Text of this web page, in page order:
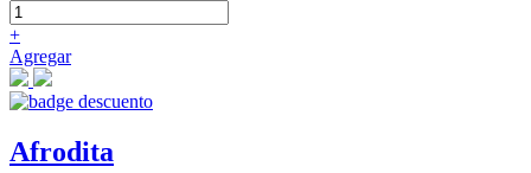
+
Agregar
Afrodita